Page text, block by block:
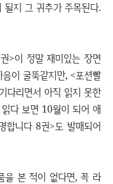
지 그 귀추가 주목된다.
>이 정말 재미있는 장면
이 굴뚝같지만, <포션빨
다리면서 아직 읽지 못한
다 보면 10월이 되어 애
합니다 8권>도 발매되어
을 본 적이 없다면, 꼭 라